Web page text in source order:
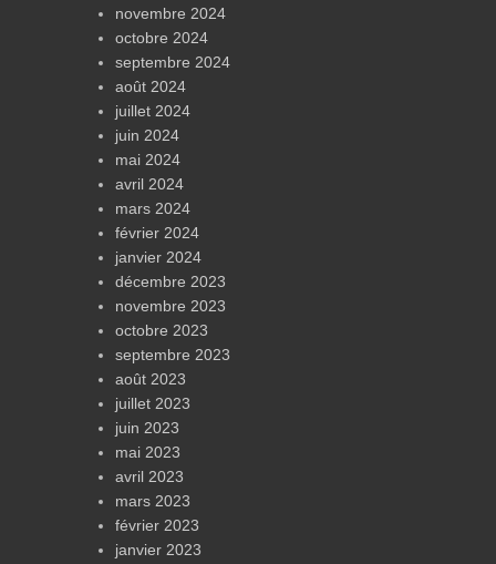
novembre 2024
octobre 2024
septembre 2024
août 2024
juillet 2024
juin 2024
mai 2024
avril 2024
mars 2024
février 2024
janvier 2024
décembre 2023
novembre 2023
octobre 2023
septembre 2023
août 2023
juillet 2023
juin 2023
mai 2023
avril 2023
mars 2023
février 2023
janvier 2023